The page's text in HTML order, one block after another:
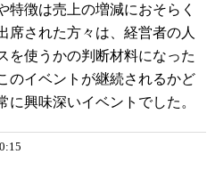
特徴は売上の増減におそらく
席された方々は、経営者の人
を使うかの判断材料になった
のイベントが継続されるかど
に興味深いイベントでした。